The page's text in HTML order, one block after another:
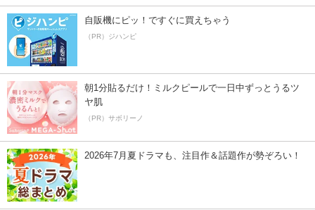
自販機にピッ！ですぐに買えちゃう
（PR）ジハンピ
朝1分貼るだけ！ミルクピールで一日中ずっとうるツ
ヤ肌
（PR）サボリーノ
2026年7月夏ドラマも、注目作＆話題作が勢ぞろい！